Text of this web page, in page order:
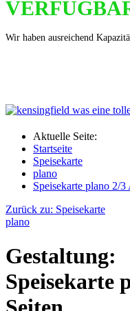
Wir haben ausreichend
Aktuelle Seite:
Startseite
Speisekarte
plano
Speisekarte plano 2/3
Zurück zu: Speisekarte
plano
Gestaltung:
Speisekarte